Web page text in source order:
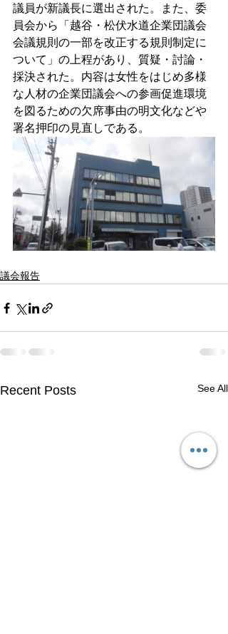
議員が新議長に選出された。また、委
員会から「越谷・松伏水道企業団議会
会議規則の一部を改正する規則制定に
ついて」の上程があり、質疑・討論・
採決された。内容は女性をはじめ多様
な人材の企業団議会への参画促進環境
を図るための欠席事由の明文化などや
署名押印の見直しである。
議会報告
Recent Posts See All